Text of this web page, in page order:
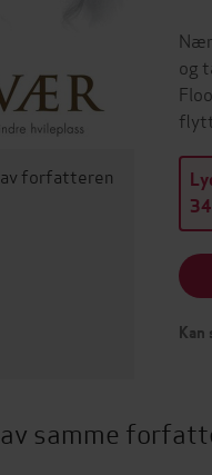
av forfatteren
og
Kan
samme